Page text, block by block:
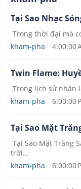
Tại Sao Nhạc
Trong thời đại mà
kham-pha
4:00:00
Twin Flame:
Trong lịch sử nhân
kham-pha
6:00:00
Tại Sao Mặt
Tại Sao Mặt Trăng
trời...
kham-pha
6:00:00